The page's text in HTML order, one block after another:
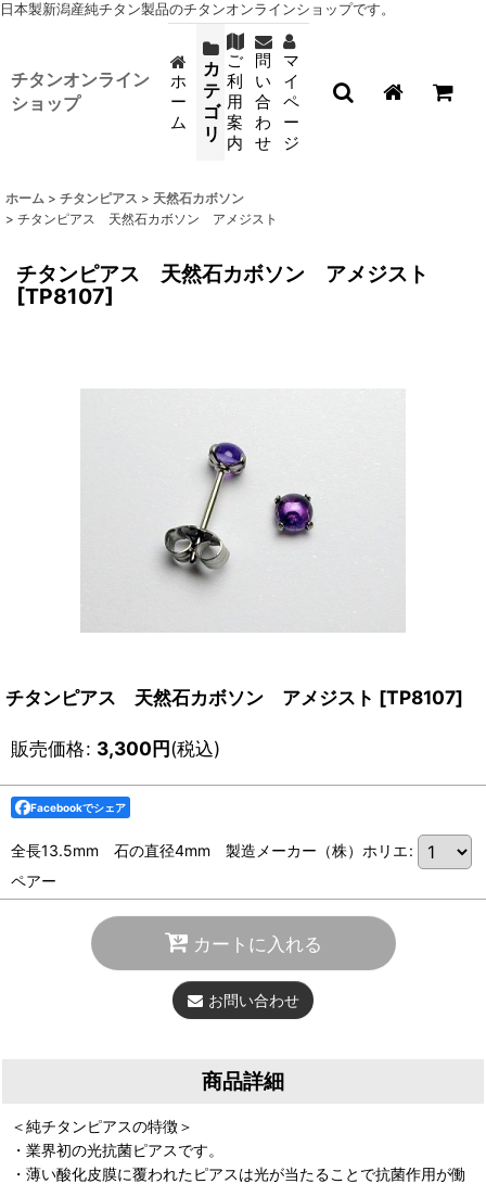
日本製新潟産純チタン製品のチタンオンラインショップです。
チタンオンライン
ショップ
ホ
ー
ム
カ
テ
ゴ
リ
ご
利
用
案
内
問
い
合
わ
せ
マ
イ
ペ
ー
ジ
ホーム > チタンピアス > 天然石カボソン
> チタンピアス 天然石カボソン アメジスト
チタンピアス 天然石カボソン アメジスト
[TP8107]
チタンピアス 天然石カボソン アメジスト [TP8107]
販売価格: 3,300円(税込)
Facebookでシェア
全長13.5mm 石の直径4mm 製造メーカー（株）ホリエ:
ペアー
カートに入れる
お問い合わせ
商品詳細
＜純チタンピアスの特徴＞
・業界初の光抗菌ピアスです。
・薄い酸化皮膜に覆われたピアスは光が当たることで抗菌作用が働